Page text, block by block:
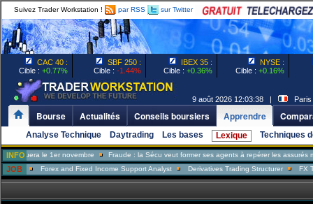
Suivez Trader Workstation ! par RSS sur Twitter
CAC 40 :
Cible : +0.77%
SBF 250 :
Cible : -1.44%
IBEX 35 :
Cible : +0.36%
NYSE :
Cible : +0.16%
9 août 2026 12:03:38 |
Bourse Actualités Conseils boursiers Apprendre
Analyse Technique Daytrading Les bases Lexique Techniques
INFOle 1er novembre Fraude : la Sécu veut former ses agents à repérer les assurés
JOBForex and Fixed Income Support Analyst Derivatives Trading Structurer FX Trader